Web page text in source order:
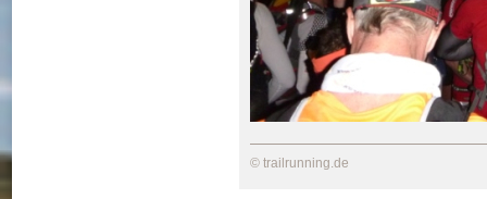
© trailrunning.de